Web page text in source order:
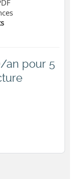
an pour 5